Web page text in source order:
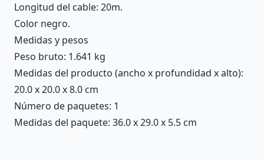
Longitud del cable: 20m.
Color negro.
Medidas y pesos
Peso bruto: 1.641 kg
Medidas del producto (ancho x profundidad x alto):
20.0 x 20.0 x 8.0 cm
Número de paquetes: 1
Medidas del paquete: 36.0 x 29.0 x 5.5 cm